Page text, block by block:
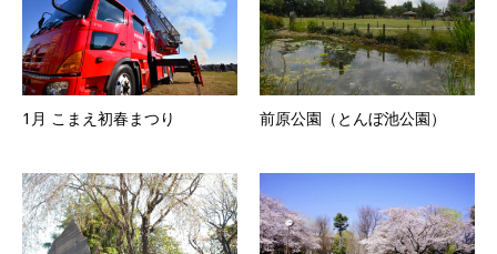
1月 こまえ初春まつり 前原公園（とんぼ池公園）